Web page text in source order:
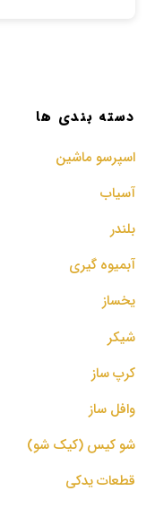
دسته بندی ها
اسپرسو‌ ماشین
آسیاب
بلندر
آبمیوه گیری
یخساز
شیکر
کرپ ساز
وافل ساز
شو کیس (کیک شو)
قطعات یدکی